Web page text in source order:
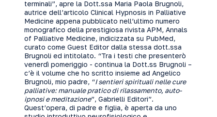
terminali”, apre la Dott.ssa Maria Paola Brugnoli,
autrice dell’articolo Clinical Hypnosis in Palliative
Medicine appena pubblicato nell’ultimo numero
monografico della prestigiosa rivista APM, Annals
of Palliative Medicine, indicizzata su PubMed,
curato come Guest Editor dalla stessa dott.ssa
Brugnoli ed intitolato. “Tra i testi che presenterò
venerdì pomeriggio - continua la Dott.ss Brugnoli –
c’è il volume che ho scritto insieme ad Angelico
Brugnoli, mio padre, “I sentieri spirituali nelle cure
palliative: manuale pratico di rilassamento, auto-
ipnosi e meditazione”, Gabrielli Editori”.
Quest’opera, di padre e figlia, è aperta da uno